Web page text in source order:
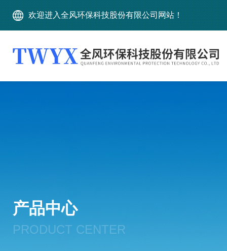
欢迎进入全风环保科技股份有限公司网站！
产品中心
PRODUCT CENTER